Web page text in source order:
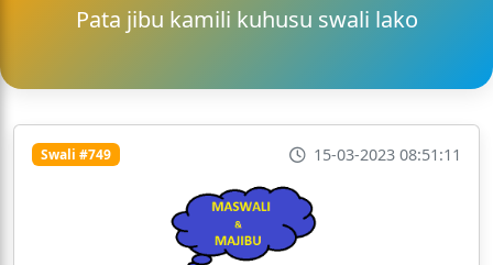
Pata jibu kamili kuhusu swali lako
Swali #749 15-03-2023 08:51:11